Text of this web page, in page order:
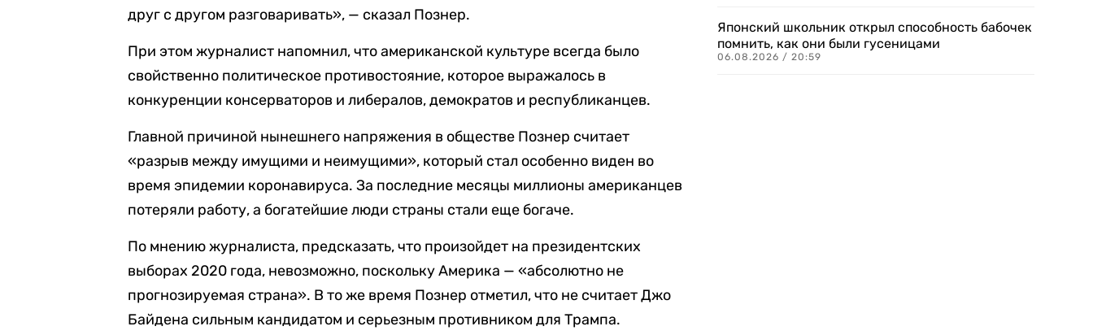
друг с другом разговаривать», — сказал Познер.
При этом журналист напомнил, что американской культуре всегда было
свойственно политическое противостояние, которое выражалось в
конкуренции консерваторов и либералов, демократов и республиканцев.
Главной причиной нынешнего напряжения в обществе Познер считает
«разрыв между имущими и неимущими», который стал особенно виден во
время эпидемии коронавируса. За последние месяцы миллионы американцев
потеряли работу, а богатейшие люди страны стали еще богаче.
По мнению журналиста, предсказать, что произойдет на президентских
выборах 2020 года, невозможно, поскольку Америка — «абсолютно не
прогнозируемая страна». В то же время Познер отметил, что не считает Джо
Байдена сильным кандидатом и серьезным противником для Трампа.
Японский школьник открыл способность бабочек
помнить, как они были гусеницами
06.08.2026 / 20:59